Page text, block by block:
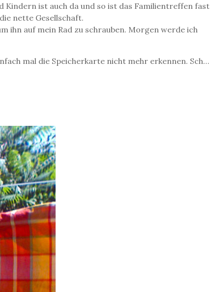
Kindern ist auch da und so ist das Familientreffen fast
nette Gesellschaft.
ihn auf mein Rad zu schrauben. Morgen werde ich
mal die Speicherkarte nicht mehr erkennen. Sch…